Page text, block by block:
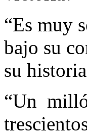
“Es muy
bajo su
su
“Un